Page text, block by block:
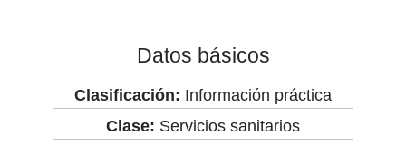
Datos básicos
Clasificación: Información práctica
Clase: Servicios sanitarios